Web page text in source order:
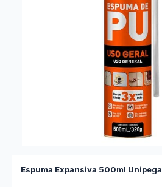
Espuma Expansiva 500ml Unipega